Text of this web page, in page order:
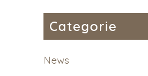
Categorie
News